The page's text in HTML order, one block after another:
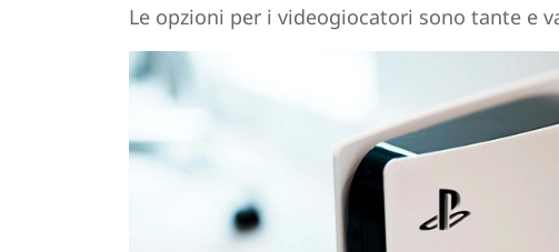
Le opzioni per i videogiocatori sono tante e